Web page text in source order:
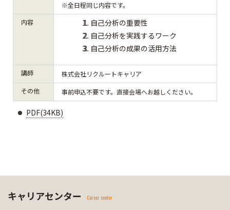
※全日程同じ内容です。
内容
自己分析の重要性
自己分析を実践するワーク
自己分析の成果の活用方法
講師
株式会社リクルートキャリア
その他
事前申込不要です。直接会場へお越しください。
PDF(34KB)
キャリアセンター Career center